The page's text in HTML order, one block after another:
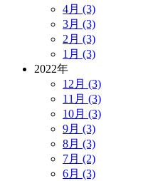
4月 (3)
3月 (3)
2月 (3)
1月 (3)
2022年
12月 (3)
11月 (3)
10月 (3)
9月 (3)
8月 (3)
7月 (2)
6月 (3)